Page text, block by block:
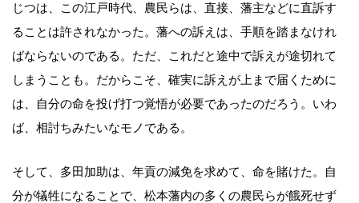
じつは、この江戸時代、農民らは、直接、藩主などに直訴す
ることは許されなかった。藩への訴えは、手順を踏まなけれ
ばならないのである。ただ、これだと途中で訴えが途切れて
しまうことも。だからこそ、確実に訴えが上まで届くために
は、自分の命を投げ打つ覚悟が必要であったのだろう。いわ
ば、相討ちみたいなモノである。
そして、多田加助は、年貢の減免を求めて、命を賭けた。自
分が犠牲になることで、松本藩内の多くの農民らが餓死せず